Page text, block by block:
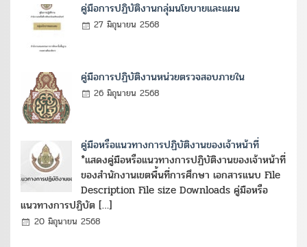
คู่มือการปฏิบัติงานกลุ่มนโยบายและแผน
27 มิถุนายน 2568
คู่มือการปฏิบัติงานหน่วยตรวจสอบภายใน
26 มิถุนายน 2568
คู่มือหรือแนวทางการปฏิบัติงานของเจ้าหน้าที่
*แสดงคู่มือหรือแนวทางการปฏิบัติงานของเจ้าหน้าที่
ของสำนักงานเขตพื้นที่การศึกษา เอกสารแนบ File
Description File size Downloads คู่มือหรือ
แนวทางการปฏิบัต […]
20 มิถุนายน 2568